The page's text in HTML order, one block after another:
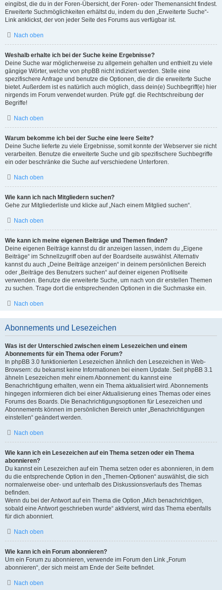
eingibst, die du in der Foren-Übersicht, der Foren- oder Themenansicht findest.
Erweiterte Suchmöglichkeiten erhältst du, indem du den „Erweiterte Suche“-
Link anklickst, der von jeder Seite des Forums aus verfügbar ist.
Nach oben
Weshalb erhalte ich bei der Suche keine Ergebnisse?
Deine Suche war möglicherweise zu allgemein gehalten und enthielt zu viele
gängige Wörter, welche von phpBB nicht indiziert werden. Stelle eine
spezifischere Anfrage und benutze die Optionen, die dir die erweiterte Suche
bietet. Außerdem ist es natürlich auch möglich, dass dein(e) Suchbegriff(e) hier
nirgends im Forum verwendet wurden. Prüfe ggf. die Rechtschreibung der
Begriffe!
Nach oben
Warum bekomme ich bei der Suche eine leere Seite?
Deine Suche lieferte zu viele Ergebnisse, somit konnte der Webserver sie nicht
verarbeiten. Benutze die erweiterte Suche und gib spezifischere Suchbegriffe
ein oder beschränke die Suche auf verschiedene Unterforen.
Nach oben
Wie kann ich nach Mitgliedern suchen?
Gehe zur Mitgliederliste und klicke auf „Nach einem Mitglied suchen“.
Nach oben
Wie kann ich meine eigenen Beiträge und Themen finden?
Deine eigenen Beiträge kannst du dir anzeigen lassen, indem du „Eigene
Beiträge“ im Schnellzugriff oben auf der Boardseite auswählst. Alternativ
kannst du auch „Deine Beiträge anzeigen“ in deinem persönlichen Bereich
oder „Beiträge des Benutzers suchen“ auf deiner eigenen Profilseite
verwenden. Benutze die erweiterte Suche, um nach von dir erstellen Themen
zu suchen. Trage dort die entsprechenden Optionen in die Suchmaske ein.
Nach oben
Abonnements und Lesezeichen
Was ist der Unterschied zwischen einem Lesezeichen und einem
Abonnements für ein Thema oder Forum?
In phpBB 3.0 funktionierten Lesezeichen ähnlich den Lesezeichen in Web-
Browsern: du bekamst keine Informationen bei einem Update. Seit phpBB 3.1
ähneln Lesezeichen mehr einem Abonnement: du kannst eine
Benachrichtigung erhalten, wenn ein Thema aktualisiert wird. Abonnements
hingegen informieren dich bei einer Aktualisierung eines Themas oder eines
Forums des Boards. Die Benachrichtigungsoptionen für Lesezeichen und
Abonnements können im persönlichen Bereich unter „Benachrichtigungen
einstellen“ geändert werden.
Nach oben
Wie kann ich ein Lesezeichen auf ein Thema setzen oder ein Thema
abonnieren?
Du kannst ein Lesezeichen auf ein Thema setzen oder es abonnieren, in dem
du die entsprechende Option in den „Themen-Optionen“ auswählst, die sich
normalerweise ober- und unterhalb des Diskussionsverlaufs des Themas
befinden.
Wenn du bei der Antwort auf ein Thema die Option „Mich benachrichtigen,
sobald eine Antwort geschrieben wurde“ aktivierst, wird das Thema ebenfalls
für dich abonniert.
Nach oben
Wie kann ich ein Forum abonnieren?
Um ein Forum zu abonnieren, verwende im Forum den Link „Forum
abonnieren“, der sich meist am Ende der Seite befindet.
Nach oben